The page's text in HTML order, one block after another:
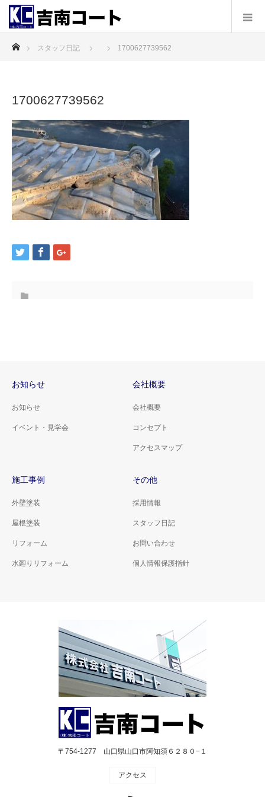
スタッフ日記 1700627739562
1700627739562
お知らせ
お知らせ
イベント・見学会
会社概要
会社概要
コンセプト
アクセスマップ
施工事例
外壁塗装
屋根塗装
リフォーム
水廻りリフォーム
その他
採用情報
スタッフ日記
お問い合わせ
個人情報保護指針
〒754-1277 山口県山口市阿知須６２８０−１
アクセス